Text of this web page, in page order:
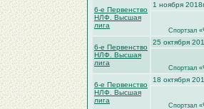
6-е Первенство
НЛФ. Высшая
лига
1 ноября
Спортзал
6-е Первенство
НЛФ. Высшая
лига
25 октября
Спортзал
6-е Первенство
НЛФ. Высшая
лига
18 октября
Спортзал